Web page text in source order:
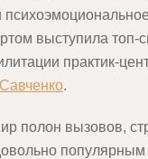
выступила топ-
практик-
.
полон вызовов,
популярным